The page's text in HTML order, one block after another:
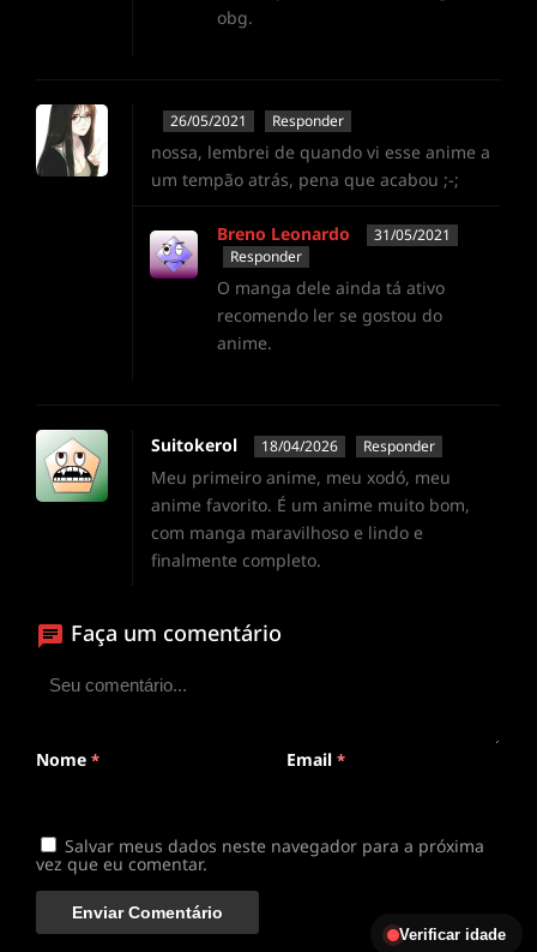
obg.
26/05/2021 Responder
nossa, lembrei de quando vi esse anime a
um tempão atrás, pena que acabou ;-;
Breno Leonardo
31/05/2021
Responder
O manga dele ainda tá ativo
recomendo ler se gostou do
anime.
Suitokerol 18/04/2026 Responder
Meu primeiro anime, meu xodó, meu
anime favorito. É um anime muito bom,
com manga maravilhoso e lindo e
finalmente completo.
Faça um comentário
Nome * Email *
Salvar meus dados neste navegador para a próxima
vez que eu comentar.
Verificar idade